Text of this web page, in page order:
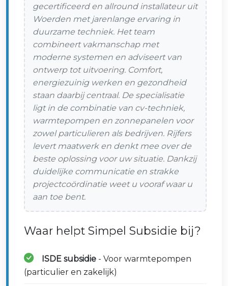
gecertificeerd en allround installateur uit
Woerden met jarenlange ervaring in
duurzame techniek. Het team
combineert vakmanschap met
moderne systemen en adviseert van
ontwerp tot uitvoering. Comfort,
energiezuinig werken en gezondheid
staan daarbij centraal. De specialisatie
ligt in de combinatie van cv-techniek,
warmtepompen en zonnepanelen voor
zowel particulieren als bedrijven. Rijfers
levert maatwerk en denkt mee over de
beste oplossing voor uw situatie. Dankzij
duidelijke communicatie en strakke
projectcoördinatie weet u vooraf waar u
aan toe bent.
Waar helpt Simpel Subsidie bij?
ISDE subsidie - Voor warmtepompen
(particulier en zakelijk)